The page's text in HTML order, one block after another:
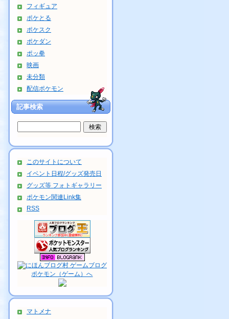
フィギュア
ポケとる
ポケスク
ポケダン
ポッ拳
映画
未分類
配信ポケモン
記事検索
このサイトについて
イベント日程/グッズ発売日
グッズ等 フォトギャラリー
ポケモン関連Link集
RSS
マトメナ